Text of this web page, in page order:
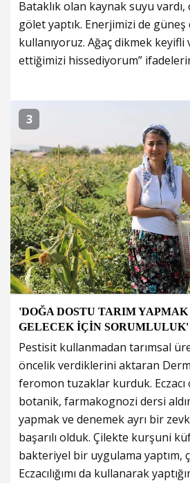
Bataklık olan kaynak suyu
gölet yaptık. Enerjimizi de
kullanıyoruz. Ağaç dikmek
ettiğimizi hissediyorum”
3
'DOĞA DOSTU TARIM
GELECEK İÇİN SORUMLULUK'
Pestisit kullanmadan tarımsal
öncelik verdiklerini aktaran
feromon tuzaklar kurduk.
botanik, farmakognozi dersi
yapmak ve denemek ayrı bir
başarılı olduk. Çilekte kurşuni
bakteriyel bir uygulama yaptım,
Eczacılığımı da kullanarak